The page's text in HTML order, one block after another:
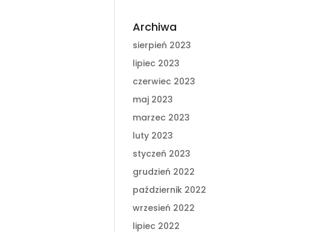
Archiwa
sierpień 2023
lipiec 2023
czerwiec 2023
maj 2023
marzec 2023
luty 2023
styczeń 2023
grudzień 2022
październik 2022
wrzesień 2022
lipiec 2022